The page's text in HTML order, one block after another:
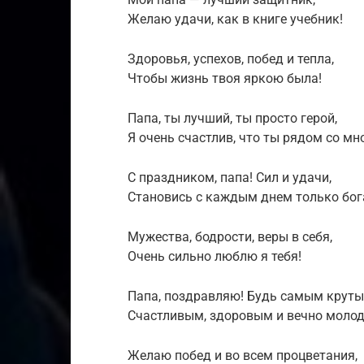
Желаю удачи, как в книге учебник!
Здоровья, успехов, побед и тепла,
Чтобы жизнь твоя яркою была!
Папа, ты лучший, ты просто герой,
Я очень счастлив, что ты рядом со
С праздником, папа! Сил и удачи,
Становись с каждым днем только
Мужества, бодрости, веры в себя,
Очень сильно люблю я тебя!
Папа, поздравляю! Будь самым
Счастливым, здоровым и вечно
Желаю побед и во всем процветания,